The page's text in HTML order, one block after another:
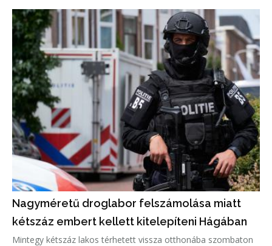
Nagyméretű droglabor felszámolása miatt
kétszáz embert kellett kitelepíteni Hágában
Mintegy kétszáz lakos térhetett vissza otthonába szombaton